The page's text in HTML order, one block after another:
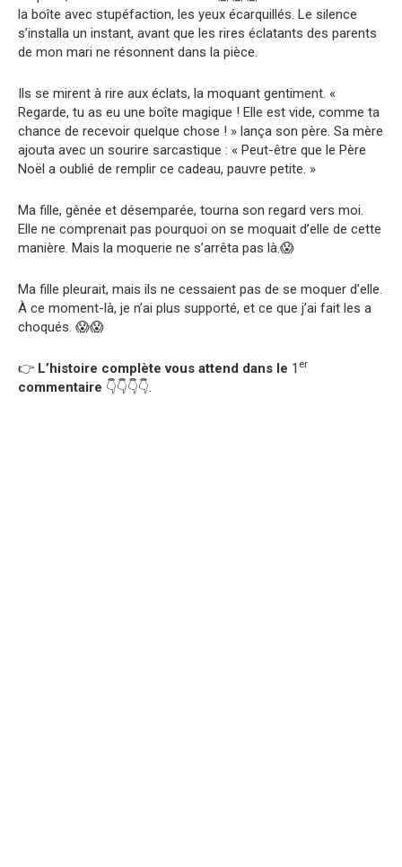
la boîte avec stupéfaction, les yeux écarquillés. Le silence
s’installa un instant, avant que les rires éclatants des parents
de mon mari ne résonnent dans la pièce.
Ils se mirent à rire aux éclats, la moquant gentiment. «
Regarde, tu as eu une boîte magique ! Elle est vide, comme ta
chance de recevoir quelque chose ! » lança son père. Sa mère
ajouta avec un sourire sarcastique : « Peut-être que le Père
Noël a oublié de remplir ce cadeau, pauvre petite. »
Ma fille, gênée et désemparée, tourna son regard vers moi.
Elle ne comprenait pas pourquoi on se moquait d’elle de cette
manière. Mais la moquerie ne s’arrêta pas là.😱
Ma fille pleurait, mais ils ne cessaient pas de se moquer d’elle.
À ce moment-là, je n’ai plus supporté, et ce que j’ai fait les a
choqués. 😱😱
👉 L’histoire complète vous attend dans le 1 er
commentaire 👇👇👇👇.